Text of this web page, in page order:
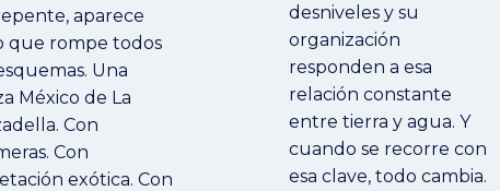
aparece
que rompe todos
Una
México de La
Con
Con
exótica. Con
desniveles y su
organización
responden a esa
relación constante
entre tierra y agua. Y
cuando se recorre con
esa clave, todo cambia.